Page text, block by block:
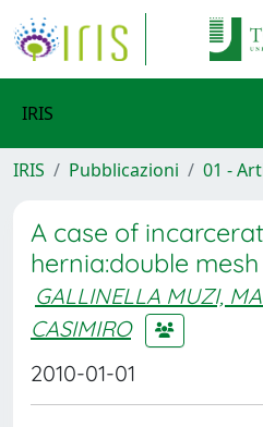
IRIS
IRIS Pubblicazioni 01 -
A case of
hernia:double
GALLINELLA MUZI,
CASIMIRO
2010-01-01